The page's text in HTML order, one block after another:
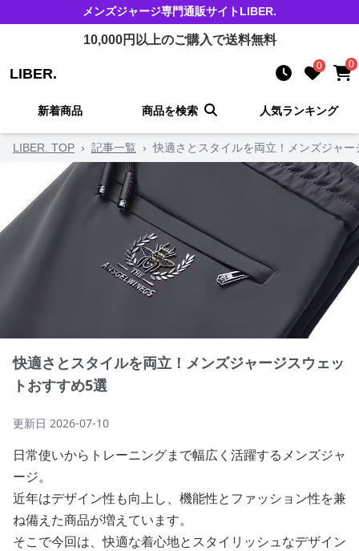
メンズジャージ専門通販サイトLIBER.
10,000円以上のご購入で送料無料
LIBER. 0 0
新着商品 商品を検索 人気ランキング
LIBER. TOP › 記事一覧 › 快適さとスタイルを両立！メンズジャ
快適さとスタイルを両立！メンズジャージスウェッ
トおすすめ5選
更新日 2026-07-10
日常使いからトレーニングまで幅広く活躍するメンズジャ
ージ。
近年はデザイン性も向上し、機能性とファッション性を兼
ね備えた商品が増えています。
そこで今回は、快適な着心地とスタイリッシュなデザイン